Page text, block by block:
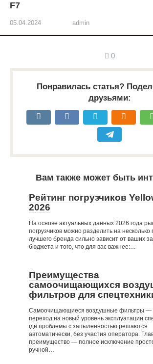
F7
05.04.2024 admin
0
Понравилась статья?
друзьями:
Вам также может быть
Рейтинг погрузчиков
2026
На основе актуальных данных 2026 года
погрузчиков можно разделить на несколько
лучшего бренда сильно зависит от ваших
бюджета и того, что для вас важнее:…
Преимущества
самоочищающихся
фильтров для
Самоочищающиеся воздушные фильтры —
переход на новый уровень эксплуатации
где проблемы с запыленностью решаются
автоматически, без участия оператора.
преимущество — полное исключение
ручной…